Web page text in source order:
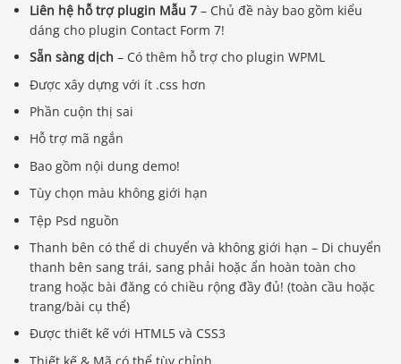
Liên hệ hỗ trợ plugin Mẫu 7 – Chủ đề này bao gồm kiểu
dáng cho plugin Contact Form 7!
Sẵn sàng dịch – Có thêm hỗ trợ cho plugin WPML
Được xây dựng với ít .css hơn
Phần cuộn thị sai
Hỗ trợ mã ngắn
Bao gồm nội dung demo!
Tùy chọn màu không giới hạn
Tệp Psd nguồn
Thanh bên có thể di chuyển và không giới hạn – Di chuyển
thanh bên sang trái, sang phải hoặc ẩn hoàn toàn cho
trang hoặc bài đăng có chiều rộng đầy đủ! (toàn cầu hoặc
trang/bài cụ thể)
Được thiết kế với HTML5 và CSS3
Thiết kế & Mã có thể tùy chỉnh